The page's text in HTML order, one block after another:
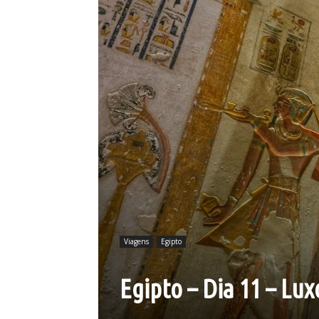
Viagens Egipto
Egipto – Dia 11 –